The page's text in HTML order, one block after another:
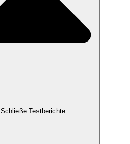
Schließe Testberichte